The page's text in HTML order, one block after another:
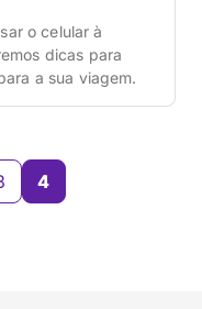
o celular à
dicas para
a sua viagem.
4